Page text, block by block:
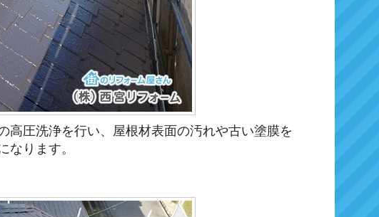
高圧洗浄を行い、屋根材表面の汚れや古い塗膜を
なります。